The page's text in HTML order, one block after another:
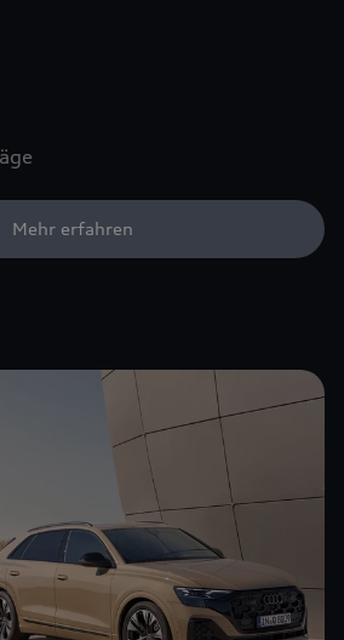
Mehr erfahren